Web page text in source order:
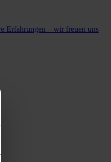
Erfahrungen – wir freuen uns